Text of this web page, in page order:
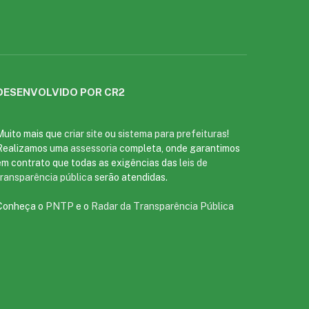
POR CR2
mais que criar site ou sistema para prefeituras!
uma assessoria completa, onde garantimos
contrato que todas as exigências das leis de
pública serão atendidas.
o PNTP e o Radar da Transparência Pública